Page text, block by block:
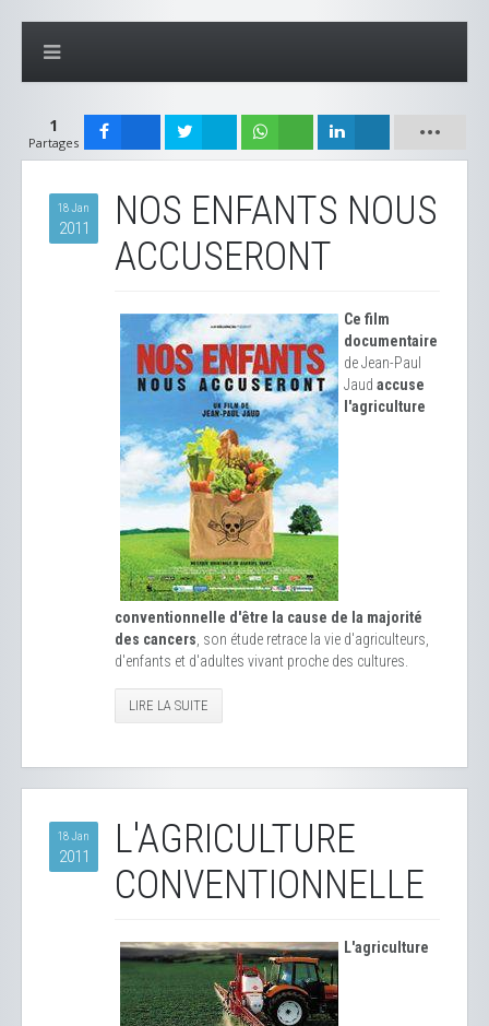
1
Partages
18 Jan
2011
NOS ENFANTS NOUS
ACCUSERONT
Ce film
documentaire
de Jean-Paul
Jaud accuse
l'agriculture
conventionnelle d'être la cause de la majorité
des cancers , son étude retrace la vie d'agriculteurs,
d'enfants et d'adultes vivant proche des cultures.
LIRE LA SUITE
18 Jan
2011
L'AGRICULTURE
CONVENTIONNELLE
L'agriculture